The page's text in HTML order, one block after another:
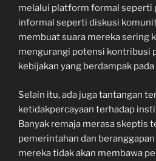
melalui platform formal seperti
informal seperti diskusi
membuat suara mereka sering
mengurangi potensi kontribusi
kebijakan yang berdampak
Selain itu, ada juga tantangan
ketidakpercayaan terhadap
Banyak remaja merasa skeptis
pemerintahan dan
mereka tidak akan membawa